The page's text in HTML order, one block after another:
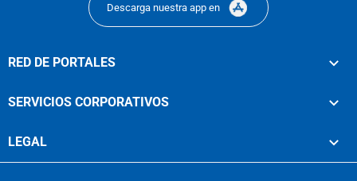
Descarga nuestra app en
RED DE PORTALES
SERVICIOS CORPORATIVOS
LEGAL